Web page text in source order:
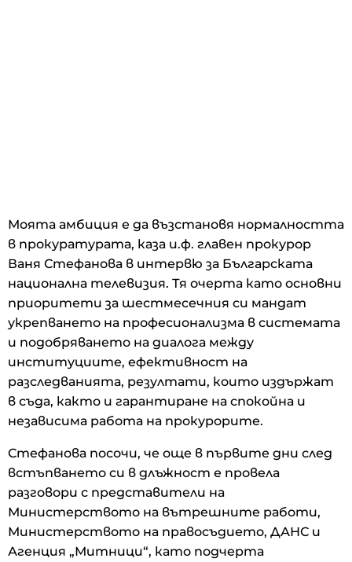
Моята амбиция е да възстановя нормалността
в прокуратурата, каза и.ф. главен прокурор
Ваня Стефанова в интервю за Българската
национална телевизия. Тя очерта като основни
приоритети за шестмесечния си мандат
укрепването на професионализма в системата
и подобряването на диалога между
институциите, ефективност на
разследванията, резултати, които издържат
в съда, както и гарантиране на спокойна и
независима работа на прокурорите.
Стефанова посочи, че още в първите дни след
встъпването си в длъжност е провела
разговори с представители на
Министерството на вътрешните работи,
Министерството на правосъдието, ДАНС и
Агенция „Митници“, като подчерта